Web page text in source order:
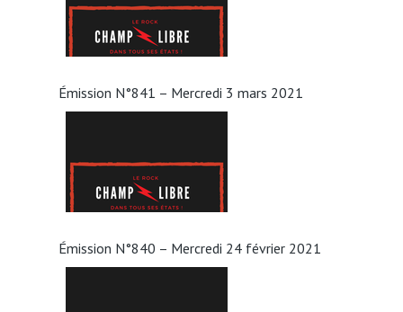
Émission N°841 – Mercredi 3 mars 2021
Émission N°840 – Mercredi 24 février 2021